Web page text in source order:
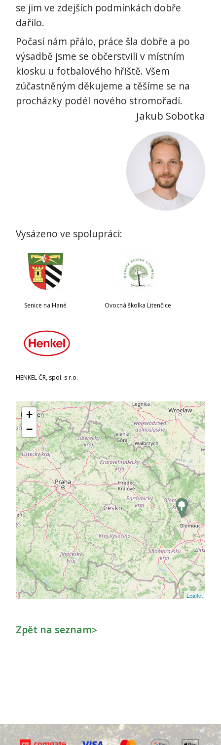
se jim ve zdejších podmínkách dobře
dařilo.
Počasí nám přálo, práce šla dobře a po
výsadbě jsme se občerstvili v místním
kiosku u fotbalového hřiště. Všem
zúčastněným děkujeme a těšíme se na
procházky podél nového stromořadí.
Jakub Sobotka
Vysázeno ve spolupráci:
Senice na Hané Ovocná školka Litenčice
HENKEL ČR, spol. s r.o.
+
−
Leaflet
Zpět na seznam>